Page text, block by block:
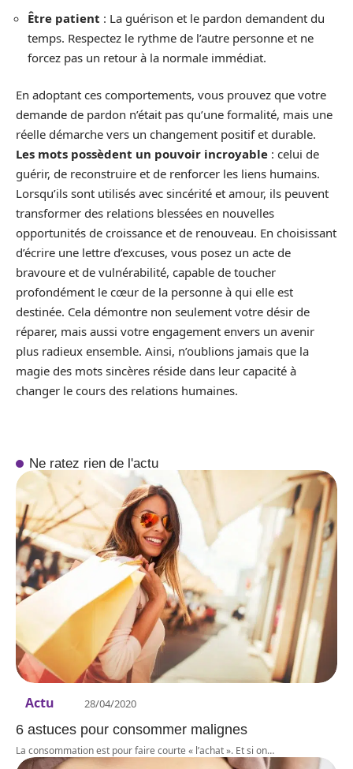
Être patient : La guérison et le pardon demandent du
temps. Respectez le rythme de l’autre personne et ne
forcez pas un retour à la normale immédiat.
En adoptant ces comportements, vous prouvez que votre
demande de pardon n’était pas qu’une formalité, mais une
réelle démarche vers un changement positif et durable.
Les mots possèdent un pouvoir incroyable : celui de
guérir, de reconstruire et de renforcer les liens humains.
Lorsqu’ils sont utilisés avec sincérité et amour, ils peuvent
transformer des relations blessées en nouvelles
opportunités de croissance et de renouveau. En choisissant
d’écrire une lettre d’excuses, vous posez un acte de
bravoure et de vulnérabilité, capable de toucher
profondément le cœur de la personne à qui elle est
destinée. Cela démontre non seulement votre désir de
réparer, mais aussi votre engagement envers un avenir
plus radieux ensemble. Ainsi, n’oublions jamais que la
magie des mots sincères réside dans leur capacité à
changer le cours des relations humaines.
Ne ratez rien de l'actu
Actu 28/04/2020
6 astuces pour consommer malignes
La consommation est pour faire courte « l’achat ». Et si on…